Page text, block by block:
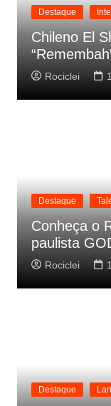
Destaque
Chileno El
Rociclei
Destaque
Conheça o
paulista
Rociclei
Destaque